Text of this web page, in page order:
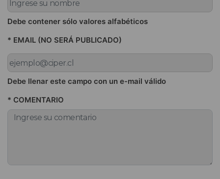
Debe contener sólo valores alfabéticos
* EMAIL (NO SERÁ PUBLICADO)
Debe llenar este campo con un e-mail válido
* COMENTARIO